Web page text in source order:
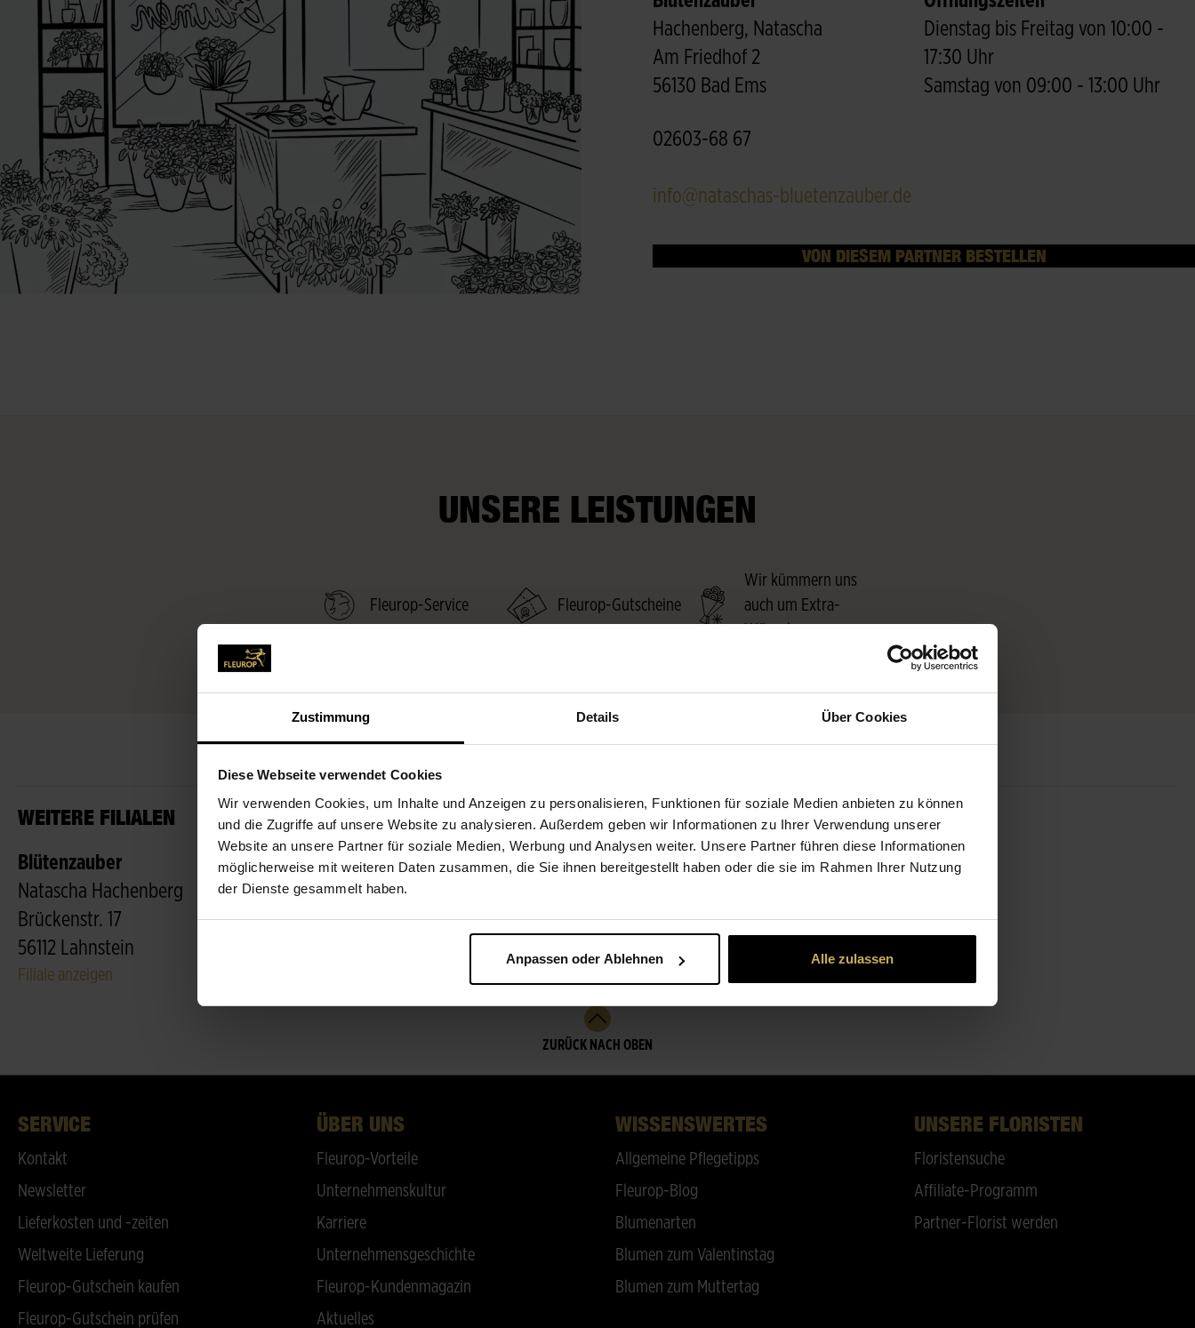
Zustimmung Details Über Cookies
Diese Webseite verwendet Cookies
Wir verwenden Cookies, um Inhalte und Anzeigen zu personalisieren, Funktionen für soziale Medien anbieten zu können
und die Zugriffe auf unsere Website zu analysieren. Außerdem geben wir Informationen zu Ihrer Verwendung unserer
Website an unsere Partner für soziale Medien, Werbung und Analysen weiter. Unsere Partner führen diese Informationen
möglicherweise mit weiteren Daten zusammen, die Sie ihnen bereitgestellt haben oder die sie im Rahmen Ihrer Nutzung
der Dienste gesammelt haben.
Anpassen oder Ablehnen Alle zulassen
Hachenberg, Natascha
Am Friedhof 2
56130 Bad Ems
02603-68 67
info@nataschas-bluetenzauber.de
Dienstag bis Freitag von 10:00 -
17:30 Uhr
Samstag von 09:00 - 13:00 Uhr
VON DIESEM PARTNER BESTELLEN
UNSERE LEISTUNGEN
Fleurop-Service Fleurop-Gutscheine
Wir kümmern uns
auch um Extra-
WEITERE FILIALEN
Blütenzauber
Natascha Hachenberg
Brückenstr. 17
56112 Lahnstein
Filiale anzeigen
ZURÜCK NACH OBEN
SERVICE
Kontakt
Newsletter
Lieferkosten und -zeiten
Weltweite Lieferung
Fleurop-Gutschein kaufen
Fleurop-Gutschein prüfen
ÜBER UNS
Fleurop-Vorteile
Unternehmenskultur
Karriere
Unternehmensgeschichte
Fleurop-Kundenmagazin
Aktuelles
WISSENSWERTES
Allgemeine Pflegetipps
Fleurop-Blog
Blumenarten
Blumen zum Valentinstag
Blumen zum Muttertag
UNSERE FLORISTEN
Floristensuche
Affiliate-Programm
Partner-Florist werden